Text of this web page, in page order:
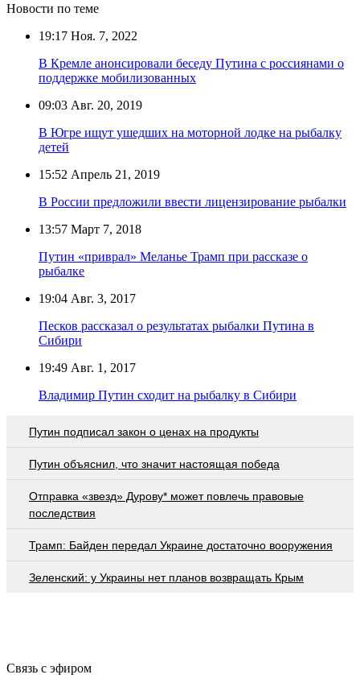
Новости по теме
19:17 Ноя. 7, 2022
В Кремле анонсировали беседу Путина с россиянами о
поддержке мобилизованных
09:03 Авг. 20, 2019
В Югре ищут ушедших на моторной лодке на рыбалку
детей
15:52 Апрель 21, 2019
В России предложили ввести лицензирование рыбалки
13:57 Март 7, 2018
Путин «приврал» Меланье Трамп при рассказе о
рыбалке
19:04 Авг. 3, 2017
Песков рассказал о результатах рыбалки Путина в
Сибири
19:49 Авг. 1, 2017
Владимир Путин сходит на рыбалку в Сибири
Путин подписал закон о ценах на продукты
Путин объяснил, что значит настоящая победа
Отправка «звезд» Дурову* может повлечь правовые
последствия
Трамп: Байден передал Украине достаточно вооружения
Зеленский: у Украины нет планов возвращать Крым
Связь с эфиром